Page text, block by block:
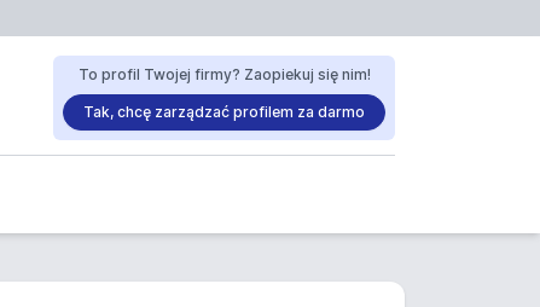
To profil Twojej firmy? Zaopiekuj się nim!
Tak, chcę zarządzać profilem za darmo